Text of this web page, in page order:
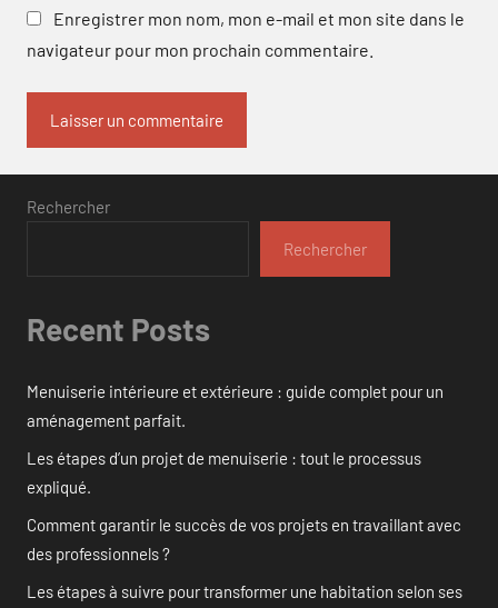
Enregistrer mon nom, mon e-mail et mon site dans le
navigateur pour mon prochain commentaire.
Rechercher
Rechercher
Recent Posts
Menuiserie intérieure et extérieure : guide complet pour un
aménagement parfait.
Les étapes d’un projet de menuiserie : tout le processus
expliqué.
Comment garantir le succès de vos projets en travaillant avec
des professionnels ?
Les étapes à suivre pour transformer une habitation selon ses